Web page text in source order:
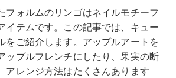
フォルムのリンゴはネイルモチーフ
イテムです。この記事では、キュー
をご紹介します。アップルアートを
ップルフレンチにしたり、果実の断
アレンジ方法はたくさんあります